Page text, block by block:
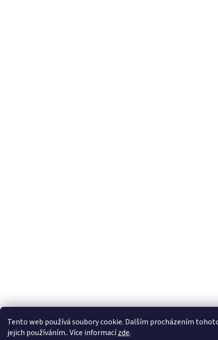
Tento web používá soubory cookie. Dalším procházením
jejich používáním.. Více informacízde.